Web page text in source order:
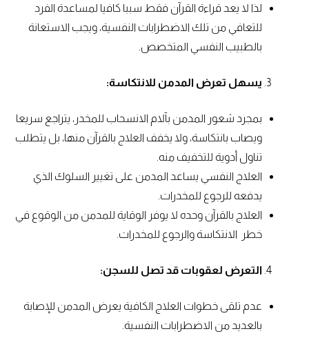
لذا لا يعد قراءة القرآن فقط سببا كافيا لمساعدة الفرد
للتعافي من تلك الاضطرابات النفسية، ويجب الاستعانة
بالطبيب النفسي المتخصص.
يسهل تعرض المدمن للانتكاسة:
بمجرد شعور المدمن بآلام الانسحاب للمخدر، يتراجع سريعا
ويصاب بانتكاسة، ولا يخفف العلاج بالقرآن منها، بل يتطلب
تناول أدوية للتخفيف منه.
العلاج النفسي يساعد المدمن على تغيير السلوك الذي
يدفعه للرجوع للمخدرات.
العلاج بالقرآن وحده لا يوفر الوقاية للمدمن من الوقوع في
خطر الانتكاسة والرجوع للمخدرات.
التعرض لعقوبات قد تصل للسجن:
عدم تلقى خطوات العلاج الكافية يعرض المدمن للإصابة
بالعديد من الاضطرابات النفسية.